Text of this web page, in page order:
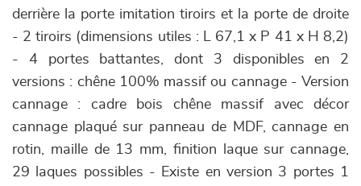
derrière la porte imitation tiroirs et la porte de droite
- 2 tiroirs (dimensions utiles : L 67,1 x P 41 x H 8,2)
- 4 portes battantes, dont 3 disponibles en 2
versions : chêne 100% massif ou cannage - Version
cannage : cadre bois chêne massif avec décor
cannage plaqué sur panneau de MDF, cannage en
rotin, maille de 13 mm, finition laque sur cannage,
29 laques possibles - Existe en version 3 portes 1